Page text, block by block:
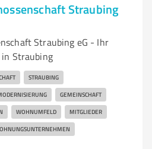
Straubing
Straubing eG - Ihr
Straubing
STRAUBING
GEMEINSCHAFT
WOHNUMFELD MITGLIEDER